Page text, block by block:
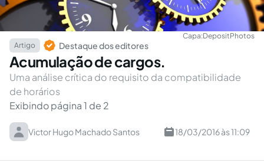
Capa:DepositPhotos
Artigo
Destaque dos editores
Acumulação de cargos.
Uma análise crítica do requisito da compatibilidade
de horários
Exibindo página 1 de 2
Victor Hugo Machado Santos 18/03/2016 às 11:09